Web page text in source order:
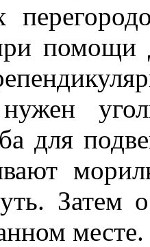
помощи
для
Затем
месте.